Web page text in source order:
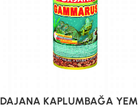
DAJANA KAPLUMBAĞA